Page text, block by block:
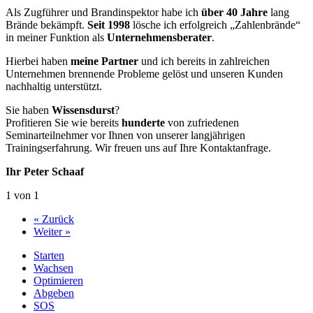
Als Zugführer und Brandinspektor habe ich über 40 Jahre lang
Brände bekämpft. Seit 1998 lösche ich erfolgreich „Zahlenbrände“
in meiner Funktion als Unternehmensberater.
Hierbei haben meine Partner und ich bereits in zahlreichen
Unternehmen brennende Probleme gelöst und unseren Kunden
nachhaltig unterstützt.
Sie haben Wissensdurst?
Profitieren Sie wie bereits hunderte von zufriedenen
Seminarteilnehmer vor Ihnen von unserer langjährigen
Trainingserfahrung. Wir freuen uns auf Ihre Kontaktanfrage.
Ihr Peter Schaaf
1 von 1
« Zurück
Weiter »
Starten
Wachsen
Optimieren
Abgeben
SOS